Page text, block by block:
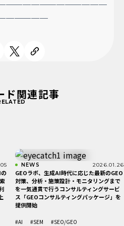
ド関連記事
NEWS 2026.01.26
​GEOラボ、生成AI時代に応じた最新のGEO
対策、分析・施策設計・モニタリングまで
を一気通貫で行うコンサルティングサービ
ス「GEOコンサルティングパッケージ」を
提供開始
#AI #SEM #SEO/GEO